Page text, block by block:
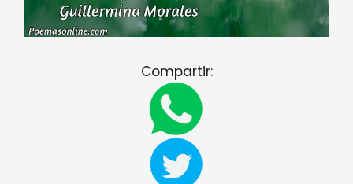
Compartir: